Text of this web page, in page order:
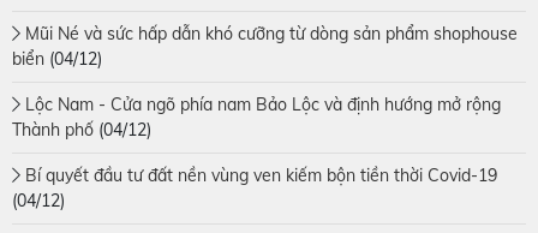
Mũi Né và sức hấp dẫn khó cưỡng từ dòng sản phẩm shophouse
biển (04/12)
Lộc Nam - Cửa ngõ phía nam Bảo Lộc và định hướng mở rộng
Thành phố (04/12)
Bí quyết đầu tư đất nền vùng ven kiếm bộn tiền thời Covid-19
(04/12)